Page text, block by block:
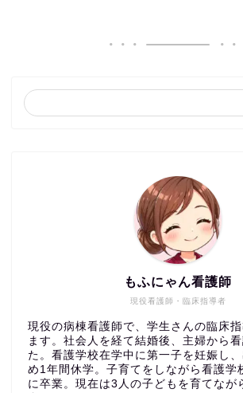
現役看護師・臨床指導者
もふにゃん看護師
現役の病棟看護師で、学生さんの臨床
ます。社会人を経て結婚後、主婦から
た。看護学校在学中に第一子を妊娠し
め1年間休学。子育てをしながら看護学
に卒業。現在は3人の子どもを育てなが